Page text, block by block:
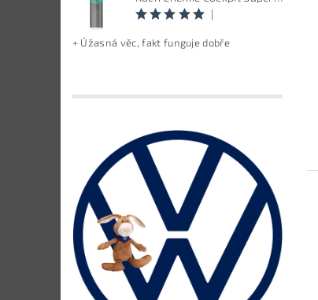
|
+ Úžasná věc, fakt funguje dobře